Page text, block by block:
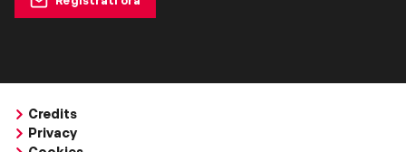
Credits
Privacy